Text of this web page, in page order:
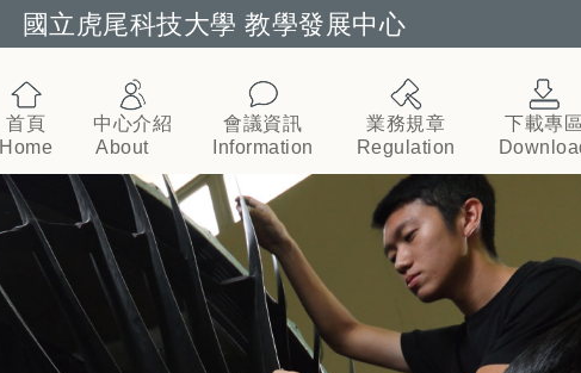
國立虎尾科技大學 教學發展中心
跳到主要內容
首頁
Home
中心介紹
About
會議資訊
Information
業務規章
Regulation
下載專區